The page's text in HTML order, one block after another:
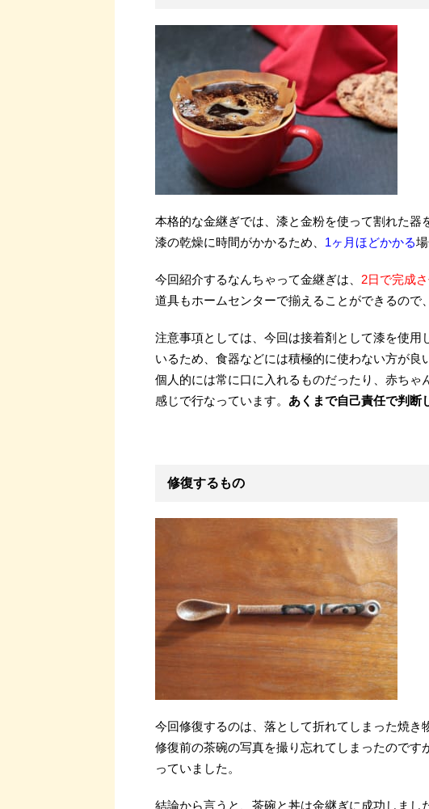
本格的な金継ぎでは、漆と金粉を使って割れた器
漆の乾燥に時間がかかるため、 1ヶ月ほどかかる
今回紹介するなんちゃって金継ぎは、 2日で完成
道具もホームセンターで揃えることができるので
注意事項としては、今回は接着剤として漆を使用
いるため、食器などには積極的に使わない方が良
個人的には常に口に入れるものだったり、赤ちゃ
感じで行なっています。 あくまで自己責任で判断
修復するもの
今回修復するのは、落として折れてしまった焼き
修復前の茶碗の写真を撮り忘れてしまったのです
っていました。
結論から言うと、茶碗と丼は金継ぎに成功しまし